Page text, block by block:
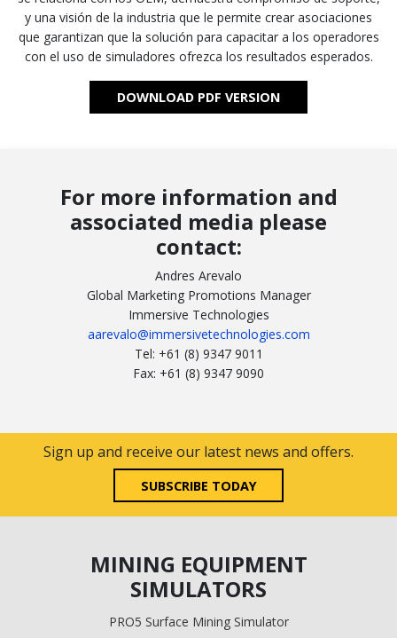
y una visión de la industria que le permite crear asociaciones
que garantizan que la solución para capacitar a los operadores
con el uso de simuladores ofrezca los resultados esperados.
DOWNLOAD PDF VERSION
For more information and
associated media please
contact:
Andres Arevalo
Global Marketing Promotions Manager
Immersive Technologies
aarevalo@immersivetechnologies.com
Tel: +61 (8) 9347 9011
Fax: +61 (8) 9347 9090
Sign up and receive our latest news and offers.
SUBSCRIBE TODAY
MINING EQUIPMENT
SIMULATORS
PRO5 Surface Mining Simulator